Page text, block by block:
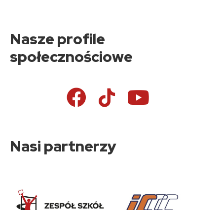
Nasze profile
społecznościowe
Nasi partnerzy